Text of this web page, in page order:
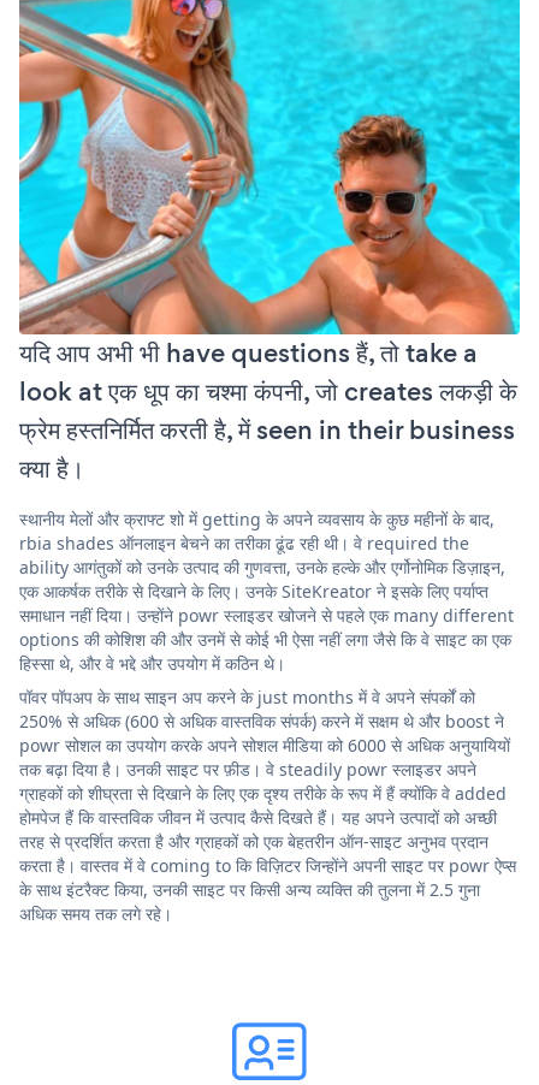
यदि आप अभी भी have questions हैं, तो take a
look at एक धूप का चश्मा कंपनी, जो creates लकड़ी के
फ्रेम हस्तनिर्मित करती है, में seen in their business
क्या है।
स्थानीय मेलों और क्राफ्ट शो में getting के अपने व्यवसाय के कुछ महीनों के बाद,
rbia shades ऑनलाइन बेचने का तरीका ढूंढ रही थी। वे required the
ability आगंतुकों को उनके उत्पाद की गुणवत्ता, उनके हल्के और एर्गोनोमिक डिज़ाइन,
एक आकर्षक तरीके से दिखाने के लिए। उनके SiteKreator ने इसके लिए पर्याप्त
समाधान नहीं दिया। उन्होंने powr स्लाइडर खोजने से पहले एक many different
options की कोशिश की और उनमें से कोई भी ऐसा नहीं लगा जैसे कि वे साइट का एक
हिस्सा थे, और वे भद्दे और उपयोग में कठिन थे।
पॉवर पॉपअप के साथ साइन अप करने के just months में वे अपने संपर्कों को
250% से अधिक (600 से अधिक वास्तविक संपर्क) करने में सक्षम थे और boost ने
powr सोशल का उपयोग करके अपने सोशल मीडिया को 6000 से अधिक अनुयायियों
तक बढ़ा दिया है। उनकी साइट पर फ़ीड। वे steadily powr स्लाइडर अपने
ग्राहकों को शीघ्रता से दिखाने के लिए एक दृश्य तरीके के रूप में हैं क्योंकि वे added
होमपेज हैं कि वास्तविक जीवन में उत्पाद कैसे दिखते हैं। यह अपने उत्पादों को अच्छी
तरह से प्रदर्शित करता है और ग्राहकों को एक बेहतरीन ऑन-साइट अनुभव प्रदान
करता है। वास्तव में वे coming to कि विज़िटर जिन्होंने अपनी साइट पर powr ऐप्स
के साथ इंटरैक्ट किया, उनकी साइट पर किसी अन्य व्यक्ति की तुलना में 2.5 गुना
अधिक समय तक लगे रहे।